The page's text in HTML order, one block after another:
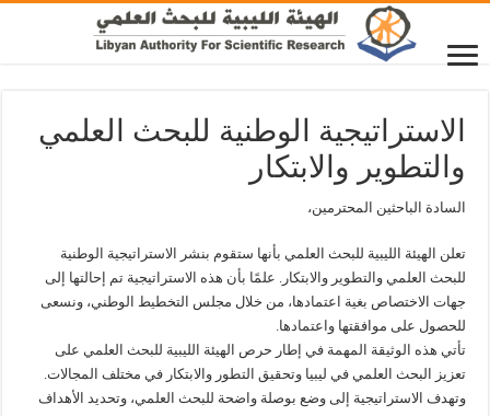
الاستراتيجية الوطنية للبحث العلمي
والتطوير والابتكار
السادة الباحثين المحترمين،
تعلن الهيئة الليبية للبحث العلمي بأنها ستقوم بنشر الاستراتيجية الوطنية
للبحث العلمي والتطوير والابتكار. علمًا بأن هذه الاستراتيجية تم إحالتها إلى
جهات الاختصاص بغية اعتمادها، من خلال مجلس التخطيط الوطني، ونسعى
للحصول على موافقتها واعتمادها.
تأتي هذه الوثيقة المهمة في إطار حرص الهيئة الليبية للبحث العلمي على
تعزيز البحث العلمي في ليبيا وتحقيق التطور والابتكار في مختلف المجالات.
وتهدف الاستراتيجية إلى وضع بوصلة واضحة للبحث العلمي، وتحديد الأهداف